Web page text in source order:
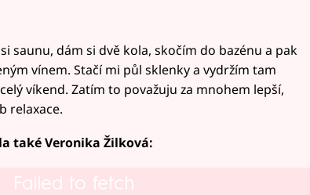
saunu, dám si dvě kola, skočím do bazénu a pak
vínem. Stačí mi půl sklenky a vydržím tam
víkend. Zatím to považuju za mnohem lepší,
relaxace.
také Veronika Žilková:
Failed to fetch